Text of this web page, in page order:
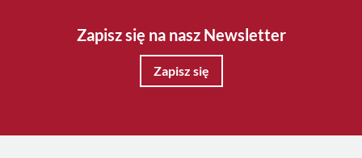
Zapisz się na nasz Newsletter
Zapisz się